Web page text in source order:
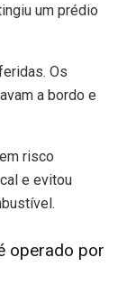
um prédio
Os
a bordo e
risco
e evitou
operado por